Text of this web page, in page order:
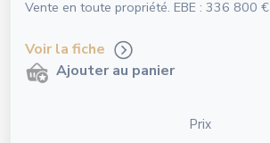
Vente en toute propriété. EBE : 336 800 €
Voir la fiche
Ajouter au panier
Prix